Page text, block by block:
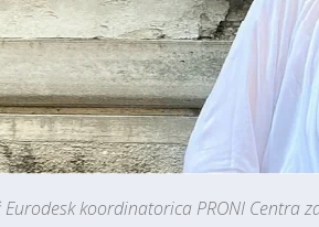
koordinatorica PRONI Centra